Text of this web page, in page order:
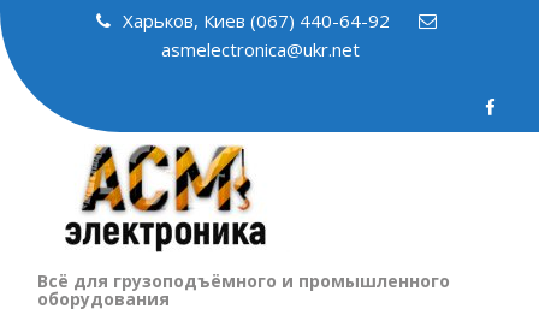
Skip
to
content
Харьков, Киев (067) 440-64-92
asmelectronica@ukr.net
Всё для грузоподъёмного и промышленного
оборудования